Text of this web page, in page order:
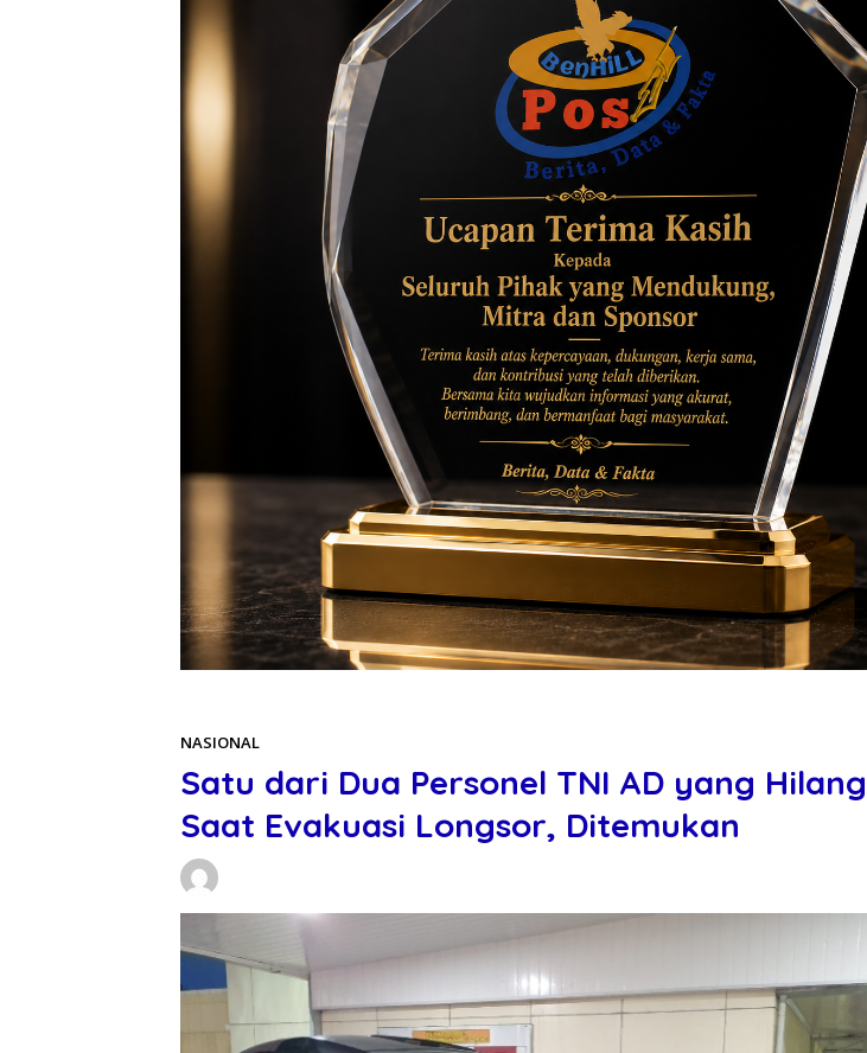
NASIONAL
Satu dari Dua Personel TNI AD yang
Saat Evakuasi Longsor, Ditemukan